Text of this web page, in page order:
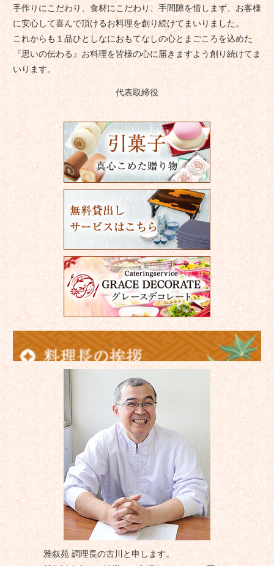
手作りにこだわり、食材にこだわり、手間隙を惜しまず、お客様
に安心して喜んで頂けるお料理を創り続けてまいりました。
これからも１品ひとしなにおもてなしの心とまごころを込めた
『思いの伝わる』お料理を皆様の心に届きますよう創り続けてま
いります。
代表取締役
雅叙苑 調理長の古川と申します。